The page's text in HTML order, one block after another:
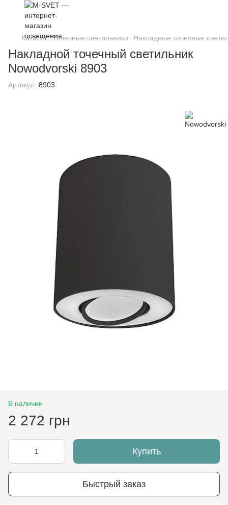
Каталог Точечные светильники Накладные точечные
Накладной точечный светильник
Nowodvorski 8903
Артикул: 8903
В наличии
2 272 грн
Купить
Быстрый заказ